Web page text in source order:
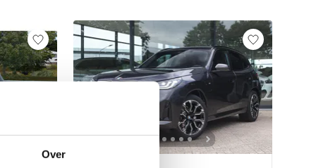
Over